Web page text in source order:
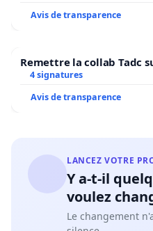
Avis de transparence
Remettre la collab Tadc
4 signatures
Avis de transparence
LANCEZ VOTRE
Y a-t-il
voulez
Le changement